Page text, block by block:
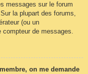
messages sur le forum
la plupart des forums,
(ou un
compteur de messages.
on me demande